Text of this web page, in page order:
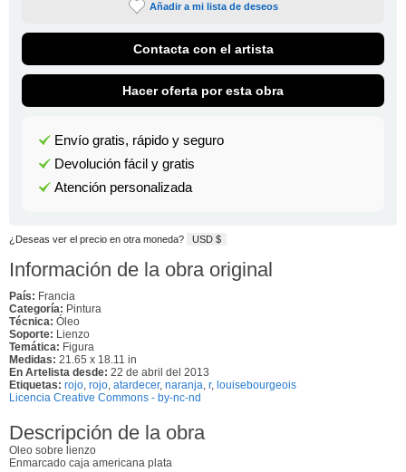
Añadir a mi lista de deseos
Contacta con el artista
Hacer oferta por esta obra
Envío gratis, rápido y seguro
Devolución fácil y gratis
Atención personalizada
¿Deseas ver el precio en otra moneda? USD $
Información de la obra original
País: Francia
Categoría: Pintura
Técnica: Óleo
Soporte: Lienzo
Temática: Figura
Medidas: 21.65 x 18.11 in
En Artelista desde: 22 de abril del 2013
Etiquetas: rojo, rojo, atardecer, naranja, r, louisebourgeois
Licencia Creative Commons - by-nc-nd
Descripción de la obra
Oleo sobre lienzo
Enmarcado caja americana plata